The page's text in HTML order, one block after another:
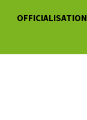
OFFICIALISATION